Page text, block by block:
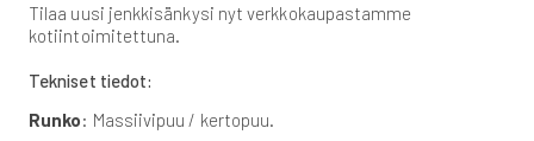
Tilaa uusi jenkkisänkysi nyt verkkokaupastamme
kotiintoimitettuna.
Tekniset tiedot:
Runko: Massiivipuu / kertopuu.